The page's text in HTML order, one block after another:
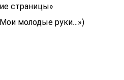
страницы»
молодые руки…»)